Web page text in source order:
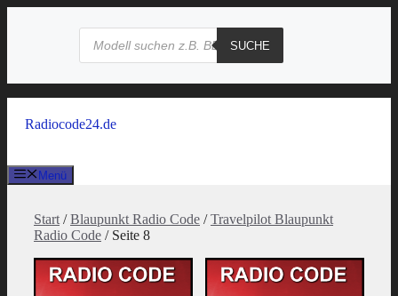
Products
search
SUCHE
Radiocode24.de
Menü
Start /Blaupunkt Radio Code /Travelpilot Blaupunkt
Radio Code / Seite 8